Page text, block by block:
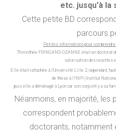
etc. jusqu'à la
Cette petite BD
parcours
Petites informations pour
Thimothée FRINGANS-OZANNE était en doctorat
valorisation des recettes
Elle était rattachée à l'Université Lille 2, cependant,
de thèse à l'INPI (Institut
puis elle a déménagé à Lyon car son conjoint y a sa
Néanmoins, en majorité, les
correspondent
doctorants, notamment